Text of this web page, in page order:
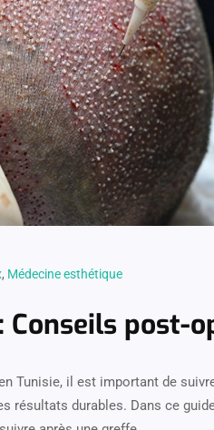
, Médecine esthétique
Conseils post-
Tunisie, il est important de
résultats durables. Dans ce